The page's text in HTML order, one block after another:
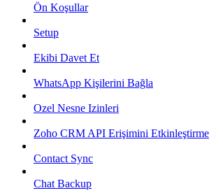
Ön Koşullar
Setup
Ekibi Davet Et
WhatsApp Kişilerini Bağla
Ozel Nesne Izinleri
Zoho CRM API Erişimini Etkinleştirme
Contact Sync
Chat Backup